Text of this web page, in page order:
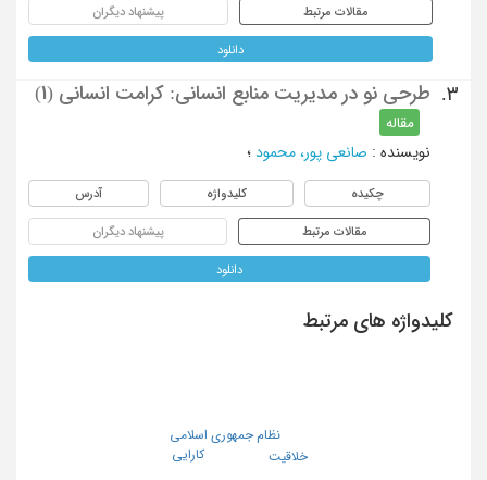
مقالات مرتبط پیشنهاد دیگران
دانلود
3. طرحی نو در مدیریت منابع انسانی: کرامت انسانی (1)
مقاله
نویسنده : صانعی پور، محمود ؛
چکیده کلیدواژه آدرس
مقالات مرتبط پیشنهاد دیگران
دانلود
کلیدواژه های مرتبط
خلاقیت
نظام جمهوری اسلامی
کارایی